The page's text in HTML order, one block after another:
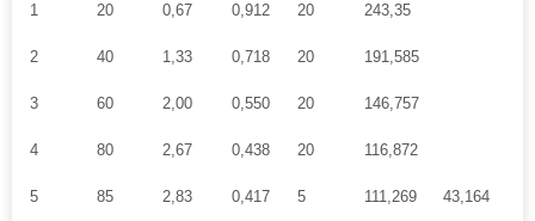
1 20 0,67 0,912 20 243,35
2 40 1,33 0,718 20 191,585
3 60 2,00 0,550 20 146,757
4 80 2,67 0,438 20 116,872
5 85 2,83 0,417 5 111,269 43,164